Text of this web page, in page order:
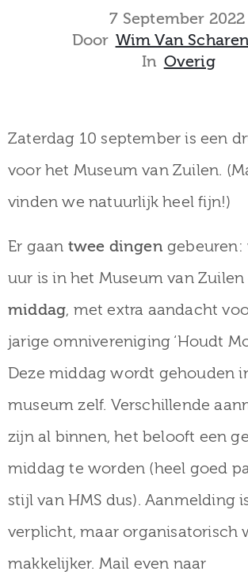
Activiteiten
over
Zuilen
Collectie
7 September 2022
Door Wim Van
In Overig
Zaterdag 10 september is een
voor het Museum van Zuilen.
vinden we natuurlijk heel fijn!)
Er gaan twee dingen gebeuren:
uur is in het Museum van
middag, met extra aandacht
jarige omnivereniging ‘Houdt
Deze middag wordt gehouden
museum zelf. Verschillende
zijn al binnen, het belooft een
middag te worden (heel goed
stijl van HMS dus). Aanmelding
verplicht, maar organisatorisch
makkelijker. Mail even naar